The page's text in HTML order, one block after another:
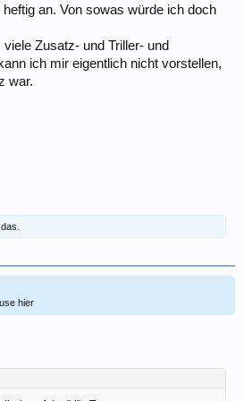
an. Von sowas würde ich doch
Zusatz- und Triller- und
ich mir eigentlich nicht vorstellen,
war.
hier